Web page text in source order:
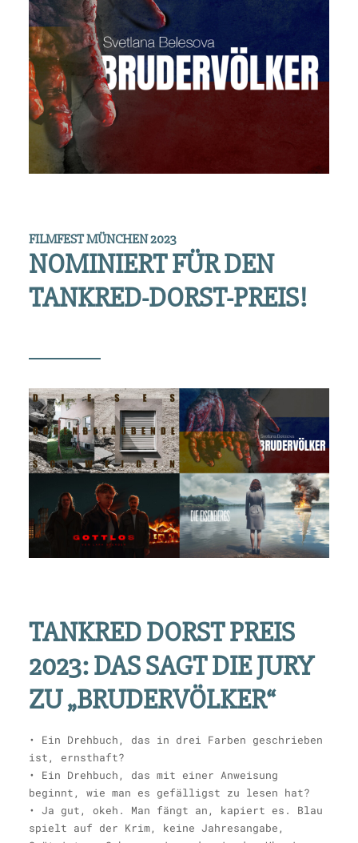
FILMFEST MÜNCHEN 2023
NOMINIERT FÜR DEN
TANKRED-DORST-PREIS!
TANKRED DORST PREIS
2023: DAS SAGT DIE JURY
ZU „BRUDERVÖLKER“
• Ein Drehbuch, das in drei Farben geschrieben
ist, ernsthaft?
• Ein Drehbuch, das mit einer Anweisung
beginnt, wie man es gefälligst zu lesen hat?
• Ja gut, okeh. Man fängt an, kapiert es. Blau
spielt auf der Krim, keine Jahresangabe,